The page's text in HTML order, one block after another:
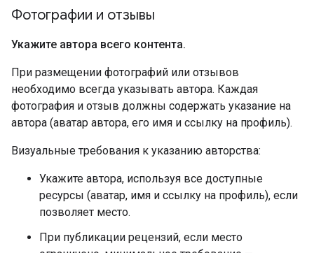
Фотографии и отзывы
Укажите автора всего контента.
При размещении фотографий или отзывов
необходимо всегда указывать автора. Каждая
фотография и отзыв должны содержать указание на
автора (аватар автора, его имя и ссылку на профиль).
Визуальные требования к указанию авторства:
Укажите автора, используя все доступные
ресурсы (аватар, имя и ссылку на профиль), если
позволяет место.
При публикации рецензий, если место